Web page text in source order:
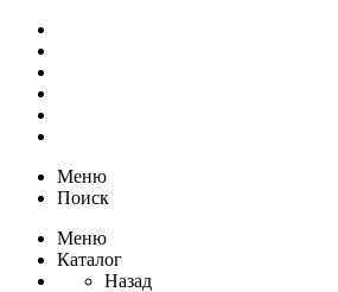
Меню
Поиск
Меню
Каталог
Назад